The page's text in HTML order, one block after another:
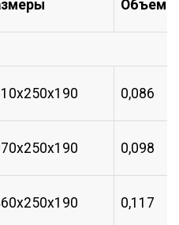
Объем
0,086
0,098
0,117